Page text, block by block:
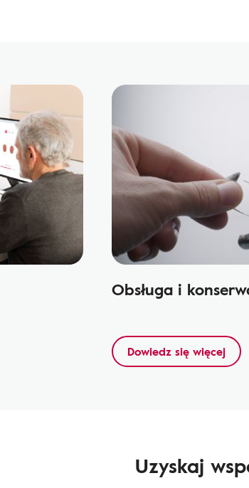
Obsługa i
Dowiedz się więcej
Uzyskaj